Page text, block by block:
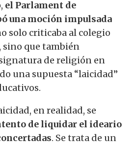
el Parlament de
una moción impulsada
solo criticaba al colegio
sino que también
de religión en
una supuesta “laicidad”
en realidad, se
de liquidar el ideario
. Se trata de un